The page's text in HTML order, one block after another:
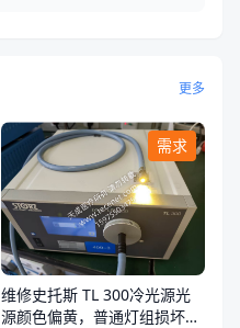
更多
需求
维修史托斯 TL 300冷光源光
源颜色偏黄，普通灯组损坏，